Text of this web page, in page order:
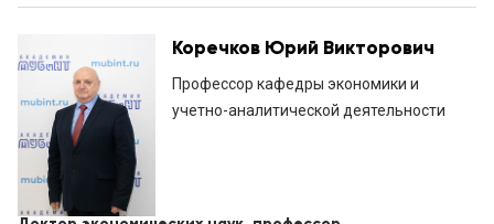
Коречков Юрий Викторович
Профессор кафедры экономики и
учетно-аналитической деятельности